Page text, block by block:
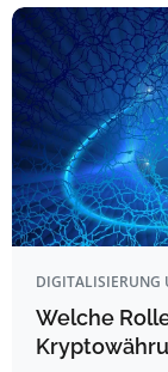
DIGITALISIERUNG
Welche